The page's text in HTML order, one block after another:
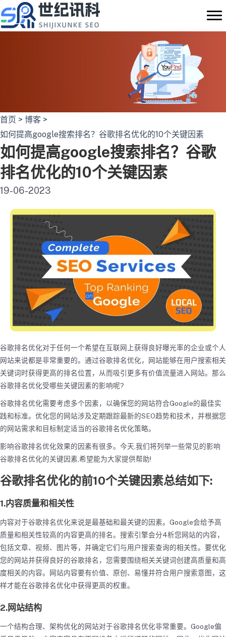
至
内
首页 > 博客 >
如何提高google搜索排名？谷歌排名优化的10个关键因素
如何提高google搜索排名？谷歌
排名优化的10个关键因素
19-06-2023
谷歌排名优化对于任何一个希望在互联网上获得良好曝光率的企业或个人
网站来说都是非常重要的。通过谷歌排名优化，网站能够在用户搜索相关
关键词时获得更高的排名位置，从而吸引更多有价值流量进入网站。那么
谷歌排名优化受哪些关键因素的影响呢?
谷歌排名优化需要考虑多个因素，以确保您的网站符合Google的最佳实
践和标准。优化您的网站涉及定期跟踪最新的SEO趋势和技术，并根据您
的网站需求和目标制定适当的谷歌排名优化策略。
影响谷歌排名优化效果的因素有很多。今天,我们将列举一些常见的影响
谷歌排名优化的关键因素,希望能为大家提供帮助!
谷歌排名优化的前10个关键因素总结如下:
1.内容质量和相关性
内容对于谷歌排名优化来说是最基础和最关键的因素。Google会给予高
质量和相关性较高的内容更高的排名。搜索引擎会分4析您网站的内容，
包括文章、视频、图片等，并确定它们与用户搜索查询的相关性。要优化
您的网站并获得良好的谷歌排名，您需要围绕相关关键词创建高质量和高
度相关的内容。网站内容要有价值、原创、易懂并符合用户搜索意图，这
样才能在谷歌排名优化中获得更高的权重。
2.网站结构
一个结构合理、架构优化的网站对于谷歌排名优化非常重要。Google偏